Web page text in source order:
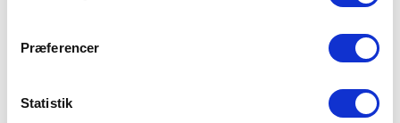
"Detaljer" eller ved at klikke videre til vores Cookiepolitik,
Præferencer
Statistik